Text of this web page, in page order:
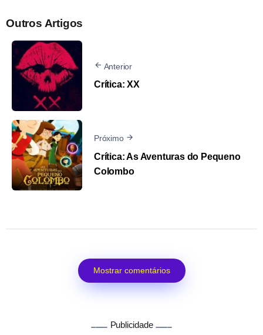
Outros Artigos
Anterior
Crítica: XX
Próximo
Crítica: As Aventuras do Pequeno
Colombo
Mostrar comentários
Publicidade